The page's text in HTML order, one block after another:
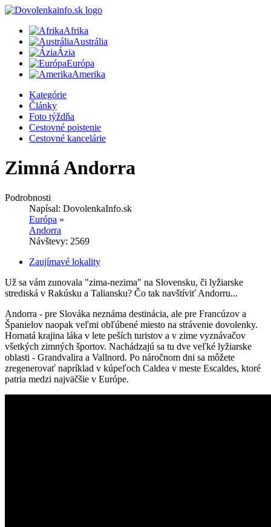
Afrika
Austrália
Ázia
Európa
Amerika
Kategórie
Články
Foto týždňa
Cestovné poistenie
Cestovné kancelárie
Zimná Andorra
Podrobnosti
Napísal: DovolenkaInfo.sk
Európa »
Andorra
Návštevy: 2569
Zaujímavé lokality
Už sa vám zunovala "zima-nezima" na Slovensku, či lyžiarske
strediská v Rakúsku a Taliansku? Čo tak navštíviť Andorru...
Andorra - pre Slováka neznáma destinácia, ale pre Francúzov a
Španielov naopak veľmi obľúbené miesto na strávenie dovolenky.
Hornatá krajina láka v lete peších turistov a v zime vyznávačov
všetkých zimných športov. Nachádzajú sa tu dve veľké lyžiarske
oblasti - Grandvalira a Vallnord. Po náročnom dni sa môžete
zregenerovať napríklad v kúpeľoch Caldea v meste Escaldes, ktoré
patria medzi najväčšie v Európe.